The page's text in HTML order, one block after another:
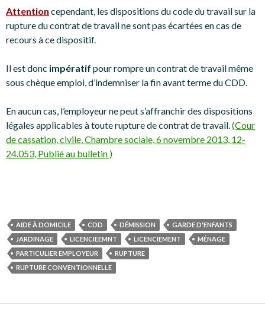
Attention cependant, les dispositions du code du travail sur la
rupture du contrat de travail ne sont pas écartées en cas de
recours à ce dispositif.
Il est donc impératif pour rompre un contrat de travail même
sous chèque emploi, d’indemniser la fin avant terme du CDD.
En aucun cas, l’employeur ne peut s’affranchir des dispositions
légales applicables à toute rupture de contrat de travail.(Cour
de cassation, civile, Chambre sociale, 6 novembre 2013, 12-
24.053, Publié au bulletin )
AIDE À DOMICILE CDD DÉMISSION
GARDE D'ENFANTS
JARDINAGE
LICENCIEEMNT LICENCIEMENT
MÉNAGE
PARTICULIER EMPLOYEUR
RUPTURE
RUPTURE CONVENTIONNELLE